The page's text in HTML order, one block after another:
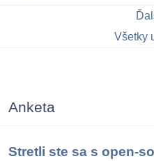
Všetky
Anketa
Stretli ste sa s open-